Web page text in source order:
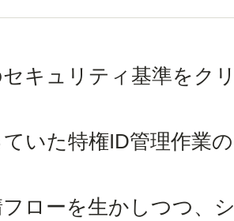
キュリティ基準をク
ていた特権ID管理作業
フローを生かしつつ、